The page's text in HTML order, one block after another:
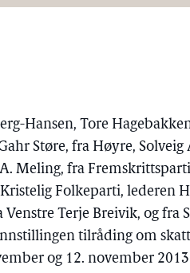
Hansen, Tore
Støre, fra Høyre, Solveig
Meling, fra
Folkeparti, lederen
Terje Breivik, og fra
tilråding om
og 12. november